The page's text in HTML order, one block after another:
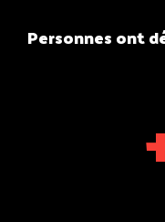
Personnes ont